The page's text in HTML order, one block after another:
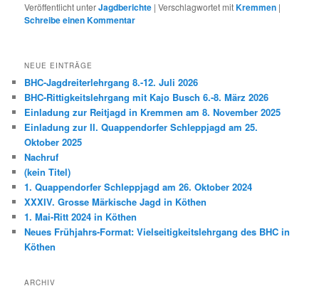
Veröffentlicht unterJagdberichte |Verschlagwortet mitKremmen |
Schreibe einen Kommentar
NEUE EINTRÄGE
BHC-Jagdreiterlehrgang 8.-12. Juli 2026
BHC-Rittigkeitslehrgang mit Kajo Busch 6.-8. März 2026
Einladung zur Reitjagd in Kremmen am 8. November 2025
Einladung zur II. Quappendorfer Schleppjagd am 25.
Oktober 2025
Nachruf
(kein Titel)
1. Quappendorfer Schleppjagd am 26. Oktober 2024
XXXIV. Grosse Märkische Jagd in Köthen
1. Mai-Ritt 2024 in Köthen
Neues Frühjahrs-Format: Vielseitigkeitslehrgang des BHC in
Köthen
ARCHIV